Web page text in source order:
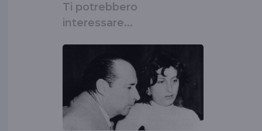
Ti potrebbero
interessare...